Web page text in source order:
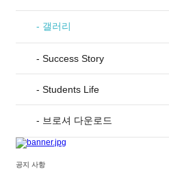
- 갤러리
- Success Story
- Students Life
- 브로셔 다운로드
공지 사항